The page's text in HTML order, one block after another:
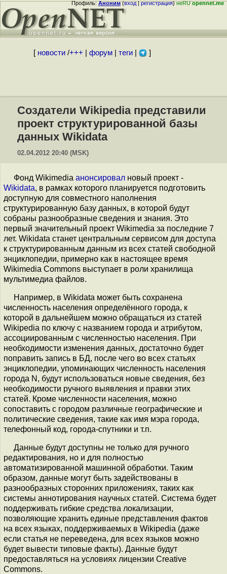
Профиль:Аноним(вход|регистрация)неRUopennet.me
[ новости/+++ форум| теги| ]
Создатели Wikipedia представили
проект структурированной базы
данных Wikidata
02.04.2012 20:40 (MSK)
Фонд Wikimedia анонсировал новый проект -
Wikidata, в рамках которого планируется подготовить
доступную для совместного наполнения
структурированную базу данных, в которой будут
собраны разнообразные сведения и знания. Это
первый значительный проект Wikimedia за последние 7
лет. Wikidata станет центральным сервисом для доступа
к структурированным данным из всех статей свободной
энциклопедии, примерно как в настоящее время
Wikimedia Commons выступает в роли хранилища
мультимедиа файлов.
Например, в Wikidata может быть сохранена
численность населения определённого города, к
которой в дальнейшем можно обращаться из статей
Wikipedia по ключу с названием города и атрибутом,
ассоциированным с численностью населения. При
необходимости изменения данных, достаточно будет
поправить запись в БД, после чего во всех статьях
энциклопедии, упоминающих численность населения
города N, будут использоваться новые сведения, без
необходимости ручного выявления и правки этих
статей. Кроме численности населения, можно
сопоставить с городом различные географические и
политические сведения, такие как имя мэра города,
телефонный код, города-спутники и т.п.
Данные будут доступны не только для ручного
редактирования, но и для полностью
автоматизированной машинной обработки. Таким
образом, данные могут быть задействованы в
разнообразных сторонних приложениях, таких как
системы аннотирования научных статей. Система будет
поддерживать гибкие средства локализации,
позволяющие хранить единые представления фактов
на всех языках, поддерживаемых в Wikipedia (даже
если статья не переведена, для всех языков можно
будет вывести типовые факты). Данные будут
предоставляться на условиях лицензии Creative
Commons.